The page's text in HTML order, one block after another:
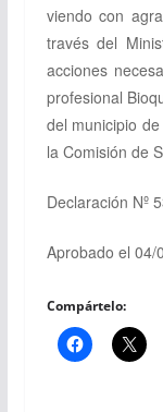
viendocon
través del
acciones
profesional
del municipio
la Comisión de
Declaración Nº
Aprobado el 04/
Compártelo: